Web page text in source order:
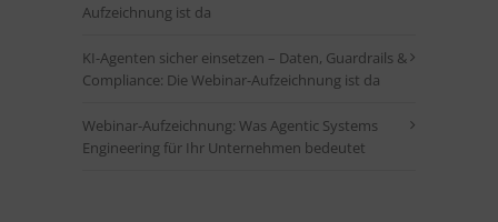
Aufzeichnung ist da
KI-Agenten sicher einsetzen – Daten, Guardrails &
Compliance: Die Webinar-Aufzeichnung ist da
Webinar-Aufzeichnung: Was Agentic Systems
Engineering für Ihr Unternehmen bedeutet